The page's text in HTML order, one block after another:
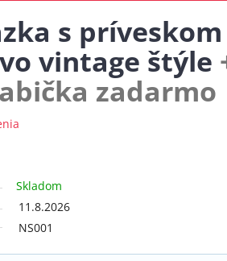
s príveskom
vintage štýle
zadarmo
Skladom
11.8.2026
NS001